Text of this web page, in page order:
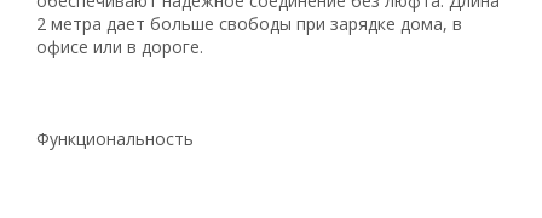
2 метра дает больше свободы при зарядке дома, в
офисе или в дороге.
Функциональность